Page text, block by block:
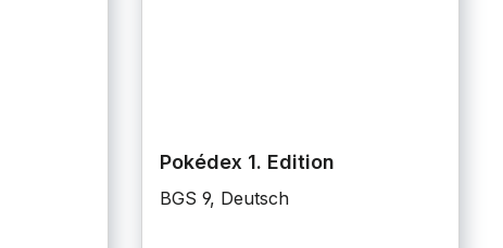
Pokédex 1. Edition
BGS 9, Deutsch